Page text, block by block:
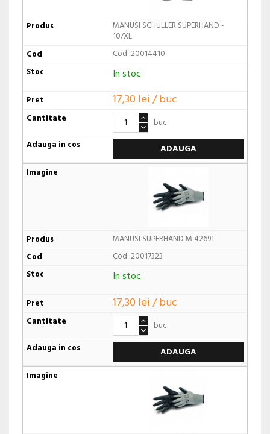
MANUSI SCHULLER SUPERHAND -
10/XL
Cod: 20014410
In stoc
17,30 lei / buc
buc
ADAUGA
MANUSI SUPERHAND M 42691
Cod: 20017323
In stoc
17,30 lei / buc
buc
ADAUGA